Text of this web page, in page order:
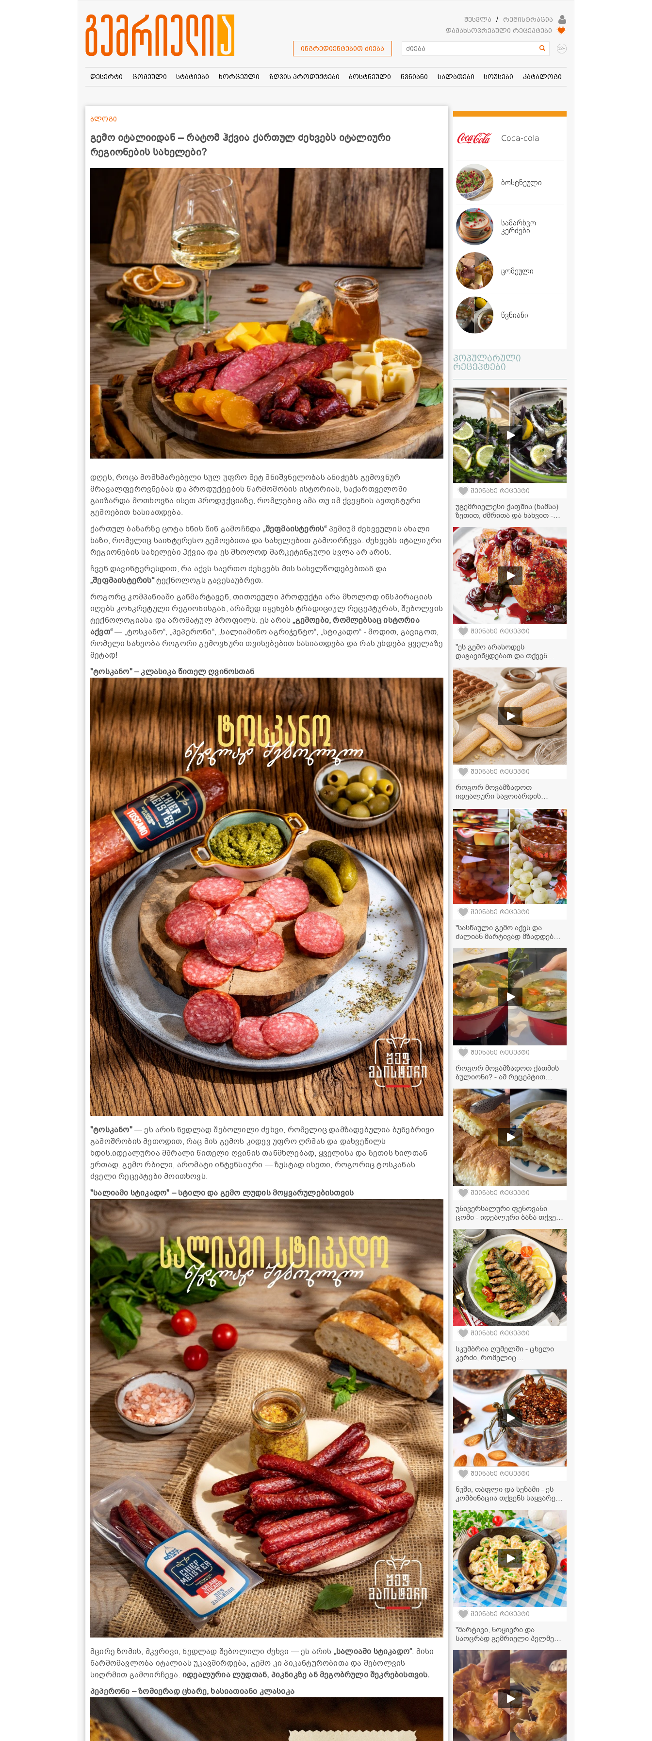
შესვლა /
რეგისტრაცია
დამახსოვრებული რეცეპტები
ინგრედიენტებით ძიება 12+
დესერტი ცომეული სტატიები ხორცეული ზღვის პროდუქტები ბოსტნეული წვნიანი სალათები სოუსები კატალოგი
გემო იტალიიდან – რატომ ჰქვია ქართულ ძეხვებს იტალიური
რეგიონების სახელები?
ბლოგი
დღეს, როცა მომხმარებელი სულ უფრო მეტ მნიშვნელობას ანიჭებს გემოვნურ
მრავალფეროვნებას და პროდუქტების წარმოშობის ისტორიას, საქართველოში
გაიზარდა მოთხოვნა ისეთ პროდუქციაზე, რომლებიც ამა თუ იმ ქვეყნის ავთენტური
გემოებით ხასიათდება.
ქართულ ბაზარზე ცოტა ხნის წინ გამოჩნდა „შეფმაისტერის“პემიუმ ძეხვეულის ახალი
ხაზი, რომელიც საინტერესო გემოებითა და სახელებით გამოირჩევა. ძეხვებს იტალიური
რეგიონების სახელები ჰქვია და ეს მხოლოდ მარკეტინგული სვლა არ არის.
ჩვენ დავინტერესდით, რა აქვს საერთო ძეხვებს მის სახელწოდებებთან და
„შეფმაისტერის“ტექნოლოგს გავესაუბრეთ.
როგორც კომპანიაში განმარტავენ, თითოეული პროდუქტი არა მხოლოდ ინსპირაციას
იღებს კონკრეტული რეგიონისგან, არამედ იყენებს ტრადიციულ რეცეპტურას, შებოლვის
ტექნოლოგიასა და არომატულ პროფილს. ეს არის„გემოები, რომლებსაც ისტორია
აქვთ“— „ტოსკანო“, „პეპერონი“, „სალიამინო აგრიჯენტო“, „სტიკადო“ - მოდით, გავიგოთ,
რომელი სახეობა როგორი გემოვნური თვისებებით ხასიათდება და რას უხდება ყველაზე
მეტად!
"ტოსკანო" – კლასიკა წითელ ღვინოსთან
"ტოსკანო"— ეს არის ნედლად შებოლილი ძეხვი, რომელიც დამზადებულია ბუნებრივი
გამოშრობის მეთოდით, რაც მის გემოს კიდევ უფრო ღრმას და დახვეწილს
ხდის.იდეალურია მშრალი წითელი ღვინის თანმხლებად, ყველისა და ზეთის ხილთან
ერთად. გემო რბილი, არომატი ინტენსიური — ზუსტად ისეთი, როგორიც ტოსკანას
ძველი რეცეპტები მოითხოვს.
"სალიამი სტიკადო" – სტილი და გემო ლუდის მოყვარულებისთვის
მცირე ზომის, მკვრივი, ნედლად შებოლილი ძეხვი — ეს არის „სალიამი სტიკადო“. მისი
წარმომავლობა იტალიას უკავშირდება, გემო კი პიკანტურობითა და შებოლვის
სიღრმით გამოირჩევა. იდეალურია ლუდთან, პიკნიკზე ან მეგობრული შეკრებისთვის.
პეპერონი – ზომიერად ცხარე, ხასიათიანი კლასიკა
Coca-cola
ბოსტნეული
სამარხვო
კერძები
ცომეული
წვნიანი
პოპულარული
რეცეპტები
შეინახე რეცეპტი
უგემრიელესი ქაფშია (ხამსა)
ზეთით, ძმრითა და ხახვით -
რეცეპტი
შეინახე რეცეპტი
"ეს გემო არასოდეს
დაგავიწყდებათ და თქვენ
ძალიან მოუხდება" - შემწვარი
ქათამი ალუბლის სოუსში
შეინახე რეცეპტი
როგორ მოვამზადოთ
იდეალური სავოიარდის
ნაბიჯ რეცეპტი
ტირამისუსთვის
შეინახე რეცეპტი
"სასწაული გემო აქვს და
ძალიან მარტივად მზადდება!"
შეინახე რეცეპტი
როგორ მოვამზადოთ ქათმის
ბულიონი? - ამ რეცეპტით
გამოდის!
შეინახე რეცეპტი
უნივერსალური ფენოვანი
ცომი - იდეალური ბაზა თქვენი
კრუასანებისა და
ნამცხვრებისთვის!
შეინახე რეცეპტი
სკუმბრია ღუმელში - ცხელი
კერძი, რომელიც
დაამშვენებს
შეინახე რეცეპტი
ნუში, თაფლი და სეზამი - ეს
კომბინაცია თქვენს საყვარელ
შეინახე რეცეპტი
"მარტივი, ნოყიერი და
საოცრად გემრიელი პელმენი
მომზადება სულ რამდენიმე
წუთს მოითხოვს, იდეალური
სწრაფი სადილია!" - პელმენის
ვიდეორეცეპტი